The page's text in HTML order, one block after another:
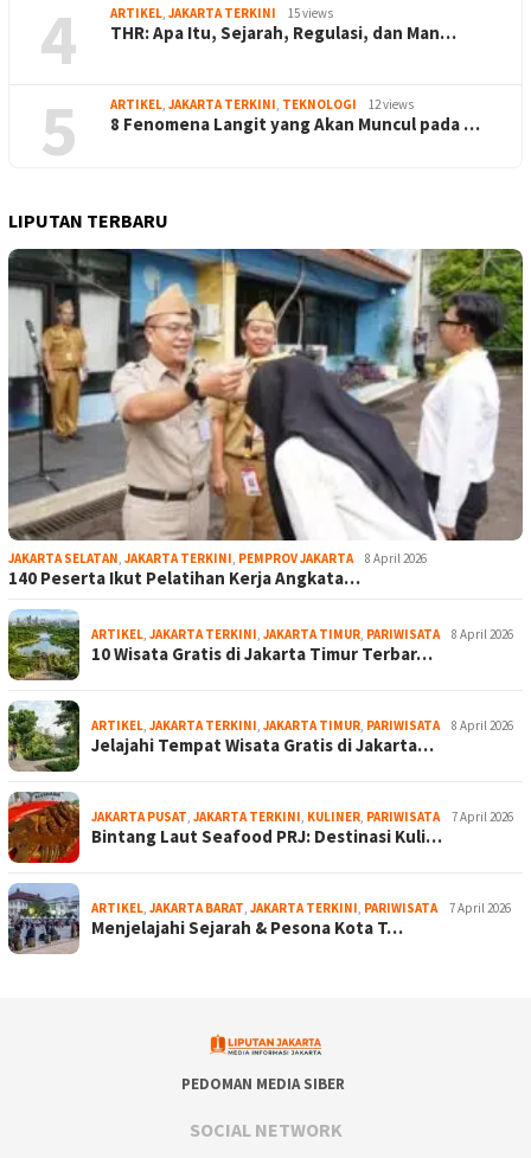
4 ARTIKEL, JAKARTA TERKINI 15 views
THR: Apa Itu, Sejarah, Regulasi, dan Man…
5 ARTIKEL, JAKARTA TERKINI, TEKNOLOGI 12 views
8 Fenomena Langit yang Akan Muncul pada …
LIPUTAN TERBARU
JAKARTA SELATAN, JAKARTA TERKINI, PEMPROV JAKARTA 8 April 2026
140 Peserta Ikut Pelatihan Kerja Angkata…
ARTIKEL, JAKARTA TERKINI, JAKARTA TIMUR, PARIWISATA 8 April 2026
10 Wisata Gratis di Jakarta Timur Terbar…
ARTIKEL, JAKARTA TERKINI, JAKARTA TIMUR, PARIWISATA 8 April 2026
Jelajahi Tempat Wisata Gratis di Jakarta…
JAKARTA PUSAT, JAKARTA TERKINI, KULINER, PARIWISATA 7 April 2026
Bintang Laut Seafood PRJ: Destinasi Kuli…
ARTIKEL, JAKARTA BARAT, JAKARTA TERKINI, PARIWISATA 7 April 2026
Menjelajahi Sejarah & Pesona Kota T…
PEDOMAN MEDIA SIBER
SOCIAL NETWORK